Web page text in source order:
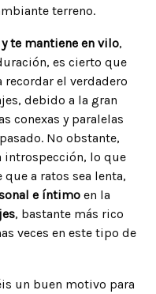
terreno.
te mantiene en vilo,
es cierto que
recordar el verdadero
debido a la gran
conexas y paralelas
No obstante,
introspección, lo que
que a ratos sea lenta,
e íntimo en la
, bastante más rico
veces en este tipo de
un buen motivo para